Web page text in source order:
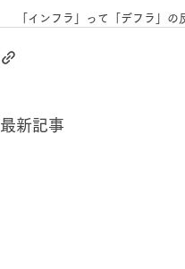
「インフラ」って「デフラ」の
最新記事